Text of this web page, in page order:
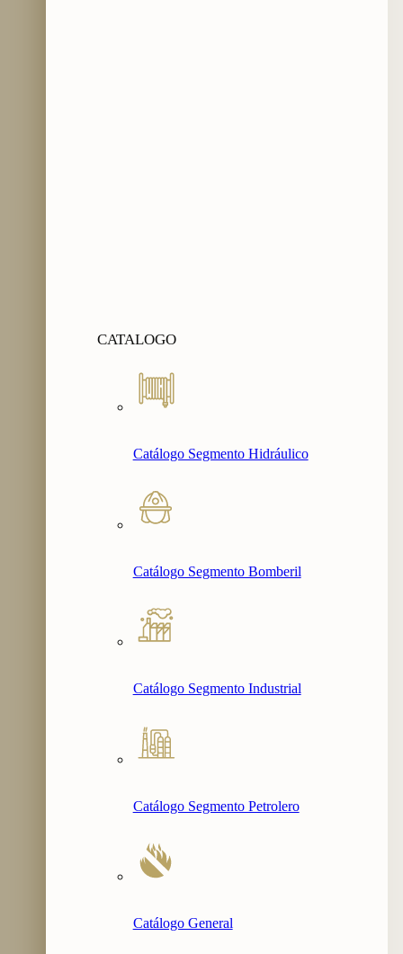
CATALOGO
Catálogo Segmento Hidráulico
Catálogo Segmento Bomberil
Catálogo Segmento Industrial
Catálogo Segmento Petrolero
Catálogo General